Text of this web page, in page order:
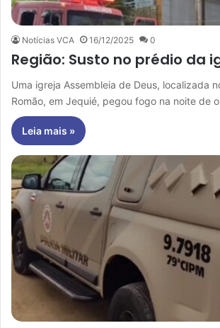
Notícias VCA 16/12/2025 0
Região: Susto no prédio da
Uma igreja Assembleia de Deus, localizada
Romão, em Jequié, pegou fogo na noite de
Leia mais »